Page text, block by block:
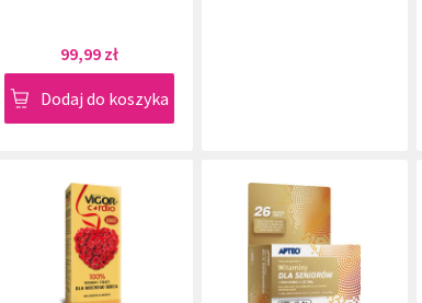
99,99 zł
Dodaj do koszyka